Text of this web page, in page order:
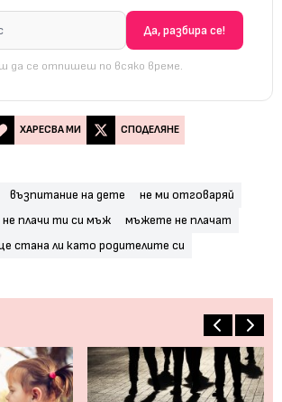
да се отпишеш по всяко време.
ХАРЕСВА МИ СПОДЕЛЯНЕ
възпитание на дете
не ми отговаряй
не плачи ти си мъж
мъжете не плачат
стана ли като родителите си